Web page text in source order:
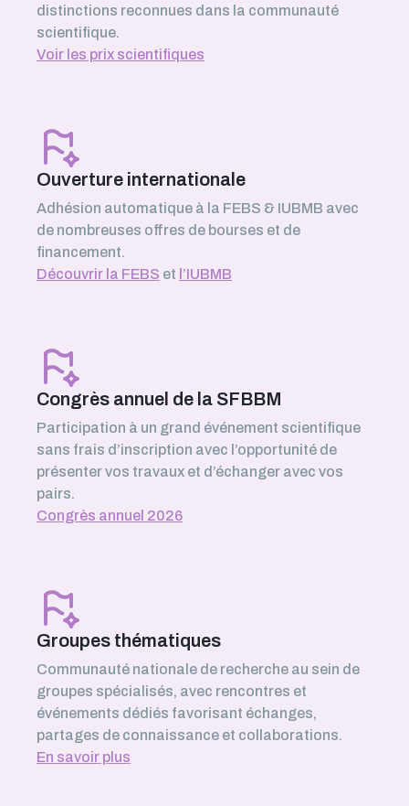
distinctions reconnues dans la communauté
scientifique.
Voir les prix scientifiques
Ouverture internationale
Adhésion automatique à la FEBS & IUBMB avec
de nombreuses offres de bourses et de
financement.
Découvrir la FEBS et l’IUBMB
Congrès annuel de la SFBBM
Participation à un grand événement scientifique
sans frais d’inscription avec l’opportunité de
présenter vos travaux et d’échanger avec vos
pairs.
Congrès annuel 2026
Groupes thématiques
Communauté nationale de recherche au sein de
groupes spécialisés, avec rencontres et
événements dédiés favorisant échanges,
partages de connaissance et collaborations.
En savoir plus